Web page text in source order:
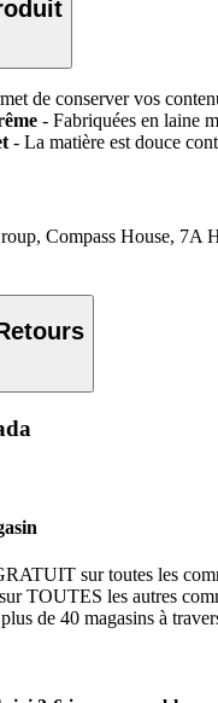
de conserver vos
- Fabriquées en laine
- La matière est douce
Compass House,
sur toutes les
TOUTES les autres
de 40 magasins à